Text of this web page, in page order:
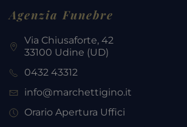
Agenzia Funebre
Via Chiusaforte, 42
33100 Udine (UD)
0432 43312
info@marchettigino.it
Orario Apertura Uffici